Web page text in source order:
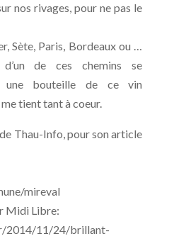
nos rivages, pour ne pas le
Sète, Paris, Bordeaux ou …
de ces chemins se
une bouteille de ce vin
tient tant à coeur.
Thau-Info, pour son article
mireval
Midi Libre:
2014/11/24/brillant-